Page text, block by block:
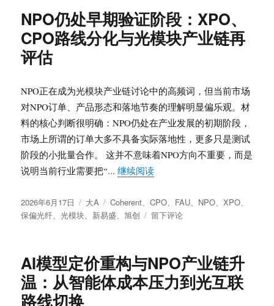
璃
桥
技
术
FAU
补
充
路
线、
CPO
化
与
工
格
局
NPO仍处早期验证阶段：XPO、
CPO路线分化与光模块产业链再
评估
NPO正在成为光模块产业链讨论中的高频词，但当前市场
对NPO订单、产品形态和落地节奏的理解明显偏乐观。材
料的核心判断很明确：NPO仍处在产业发展的初期阶段，
市场上所谓的订单大多不具备实际落地性，更多只是测试
阶段的小批量合作。 这并不意味着NPO方向不重要，而是
说明当前行业需要把“...继续阅读“NPO仍处早期验证阶段：
发
布
2026年6月17日
分
类
大A
标
签
Coherent 、CPO FAU NPO 、XPO
保偏光纤 、光模块 新易盛 旭创
于
早
期
验
留下评论
AI模型定价重构与NPO产业链升
温：从智能体成本压力到光互联
路线切换